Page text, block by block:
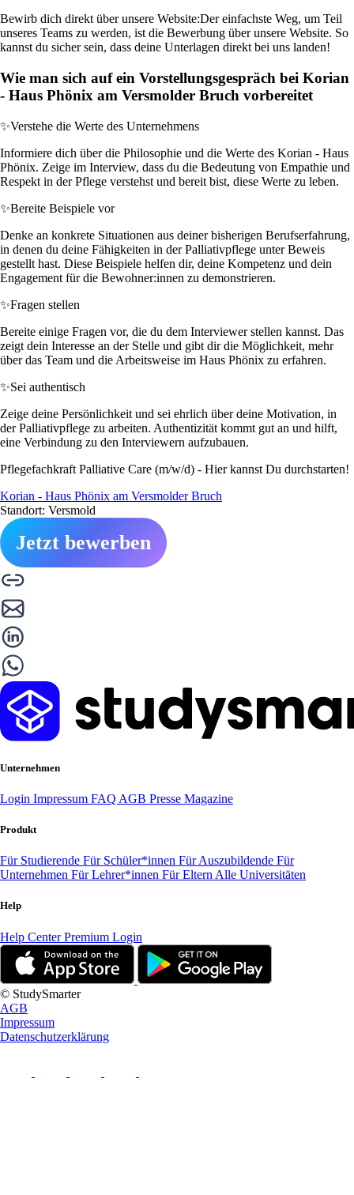
Bewirb dich direkt über unsere Website:Der einfachste Weg, um Teil
unseres Teams zu werden, ist die Bewerbung über unsere Website. So
kannst du sicher sein, dass deine Unterlagen direkt bei uns landen!
Wie man sich auf ein Vorstellungsgespräch bei Korian
- Haus Phönix am Versmolder Bruch vorbereitet
✨Verstehe die Werte des Unternehmens
Informiere dich über die Philosophie und die Werte des Korian - Haus
Phönix. Zeige im Interview, dass du die Bedeutung von Empathie und
Respekt in der Pflege verstehst und bereit bist, diese Werte zu leben.
✨Bereite Beispiele vor
Denke an konkrete Situationen aus deiner bisherigen Berufserfahrung,
in denen du deine Fähigkeiten in der Palliativpflege unter Beweis
gestellt hast. Diese Beispiele helfen dir, deine Kompetenz und dein
Engagement für die Bewohner:innen zu demonstrieren.
✨Fragen stellen
Bereite einige Fragen vor, die du dem Interviewer stellen kannst. Das
zeigt dein Interesse an der Stelle und gibt dir die Möglichkeit, mehr
über das Team und die Arbeitsweise im Haus Phönix zu erfahren.
✨Sei authentisch
Zeige deine Persönlichkeit und sei ehrlich über deine Motivation, in
der Palliativpflege zu arbeiten. Authentizität kommt gut an und hilft,
eine Verbindung zu den Interviewern aufzubauen.
Pflegefachkraft Palliative Care (m/w/d) - Hier kannst Du durchstarten!
Korian - Haus Phönix am Versmolder Bruch
Standort: Versmold
Jetzt bewerben
Unternehmen
Login Impressum FAQ AGB Presse Magazine
Produkt
Für Studierende Für Schüler*innen Für Auszubildende Für
Unternehmen Für Lehrer*innen Für Eltern Alle Universitäten
Help
Help CenterPremium Login
© StudySmarter
AGB
Impressum
Datenschutzerklärung